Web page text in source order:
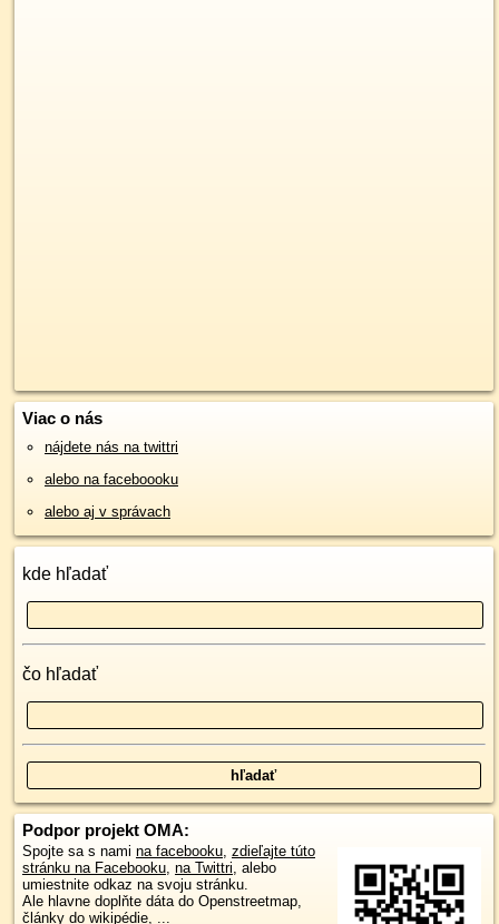
Viac o nás
nájdete nás na twittri
alebo na faceboooku
alebo aj v správach
kde hľadať
čo hľadať
Podpor projekt OMA:
Spojte sa s nami na facebooku, zdieľajte túto
stránku na Facebooku, na Twittri, alebo
umiestnite odkaz na svoju stránku.
Ale hlavne doplňte dáta do Openstreetmap,
články do wikipédie, ...